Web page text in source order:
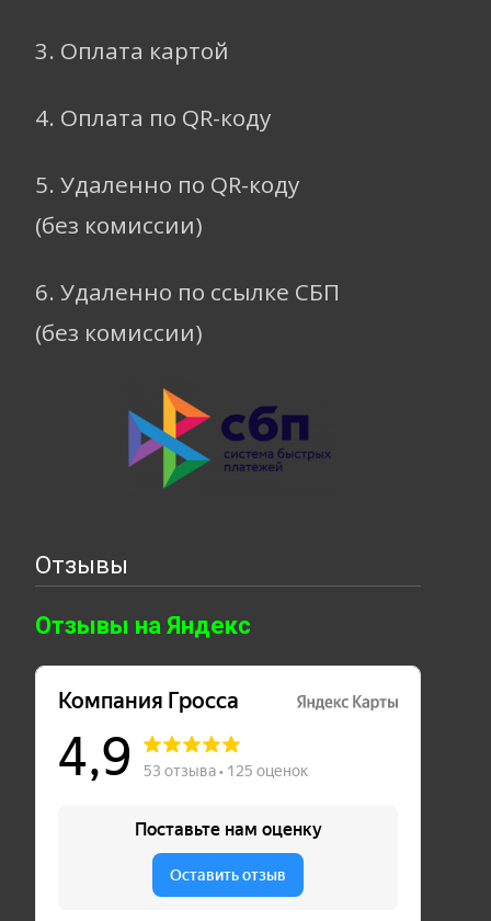
3. Оплата картой
4. Оплата по QR-коду
5. Удаленно по QR-коду
(без комиссии)
6. Удаленно по ссылке СБП
(без комиссии)
Отзывы
Отзывы на Яндекс